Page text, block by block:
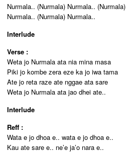
Nurmala.. (Nurmala) Nurmala.. (Nurmala)
Nurmala.. (Nurmala) Nurmala..
Interlude
Verse :
Weta jo Nurmala ata nia mina masa
Piki jo kombe zera eze ka jo iwa tama
Ate jo reta raze ate nggae ata sare
Weta jo Nurmala ata jao dhei ate..
Interlude
Reff :
Wata e jo dhoa e.. wata e jo dhoa e..
Kau ate sare e.. ne’e ja’o nara e..